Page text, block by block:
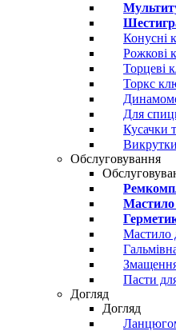
Конусні
Рожкові
Торцеві
Торкс
Для
Кусачки
Викрутки
Обслуговування
Мастило
Мастило
Пасти
Догляд
Догляд